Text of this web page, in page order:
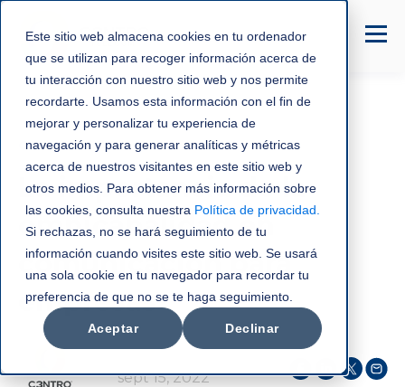
Este sitio web almacena cookies en tu ordenador
que se utilizan para recoger información acerca de
tu interacción con nuestro sitio web y nos permite
recordarte. Usamos esta información con el fin de
mejorar y personalizar tu experiencia de
navegación y para generar analíticas y métricas
acerca de nuestros visitantes en este sitio web y
otros medios. Para obtener más información sobre
las cookies, consulta nuestra Política de privacidad
Si rechazas, no se hará seguimiento de tu
información cuando visites este sitio web. Se usará
una sola cookie en tu navegador para recordar tu
preferencia de que no se te haga seguimiento.
Aceptar Declinar
Omnicanalidad
La importancia de la
omnicanalidad en
comunicación para
empresas
sept 15, 2022